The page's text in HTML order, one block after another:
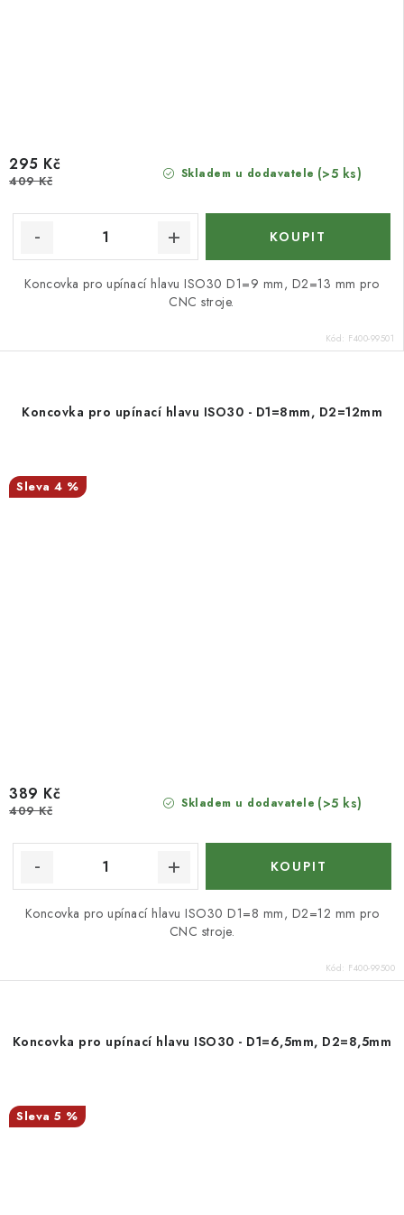
Skladem u dodavatele (>5 ks)
295 Kč
409 Kč
Koncovka pro upínací hlavu ISO30 D1=9 mm, D2=13 mm pro
CNC stroje.
Kód: F400-99501
Koncovka pro upínací hlavu ISO30 - D1=8mm, D2=12mm
4 %
Skladem u dodavatele (>5 ks)
389 Kč
409 Kč
Koncovka pro upínací hlavu ISO30 D1=8 mm, D2=12 mm pro
CNC stroje.
Kód: F400-99500
Koncovka pro upínací hlavu ISO30 - D1=6,5mm, D2=8,5mm
5 %